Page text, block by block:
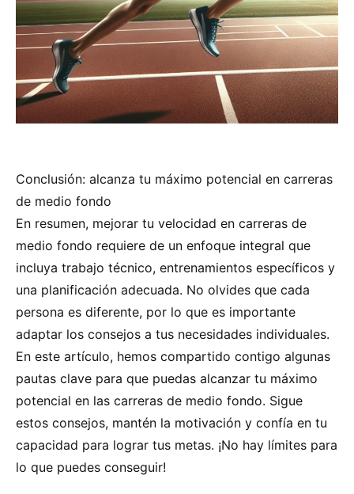
Conclusión: alcanza tu máximo potencial en carreras
de medio fondo
En resumen, mejorar tu velocidad en carreras de
medio fondo requiere de un enfoque integral que
incluya trabajo técnico, entrenamientos específicos y
una planificación adecuada. No olvides que cada
persona es diferente, por lo que es importante
adaptar los consejos a tus necesidades individuales.
En este artículo, hemos compartido contigo algunas
pautas clave para que puedas alcanzar tu máximo
potencial en las carreras de medio fondo. Sigue
estos consejos, mantén la motivación y confía en tu
capacidad para lograr tus metas. ¡No hay límites para
lo que puedes conseguir!